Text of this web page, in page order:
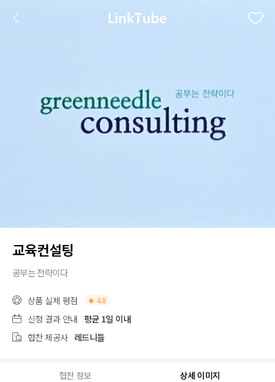
교육컨설팅
공부는 전략이다
상품 실제 평점 4.8
신청 결과 안내 평균 1일 이내
협찬 제공사 레드니들
협찬 정보 상세 이미지